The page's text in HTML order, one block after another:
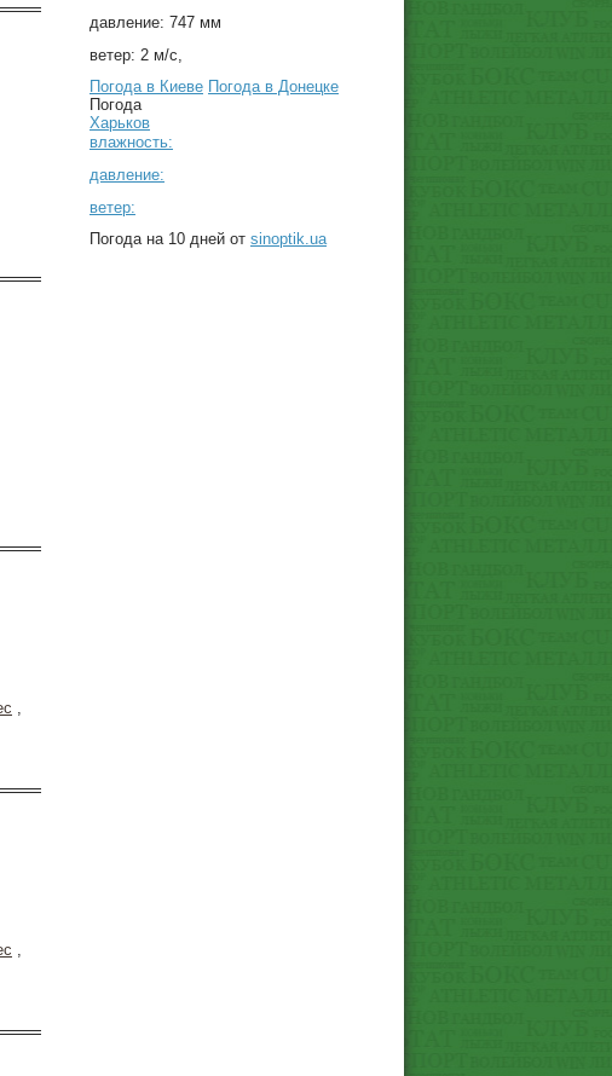
,
,
давление: 747 мм
ветер: 2 м/с,
Погода в Киеве Погода в Донецке
Погода
Харьков
влажность:
давление:
ветер:
Погода на 10 дней от sinoptik.ua